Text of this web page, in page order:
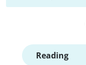
Reading